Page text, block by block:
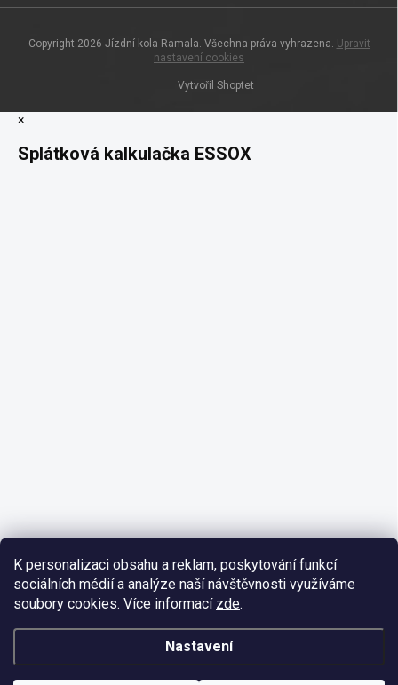
K personalizaci obsahu a reklam, poskytování funkcí
sociálních médií a analýze naší návštěvnosti využíváme
soubory cookies. Více informací zde.
Nastavení
Vytvořil Shoptet
Copyright 2026 Jízdní kola Ramala. Všechna práva vyhrazena. Upravit
nastavení cookies
×
Splátková kalkulačka ESSOX